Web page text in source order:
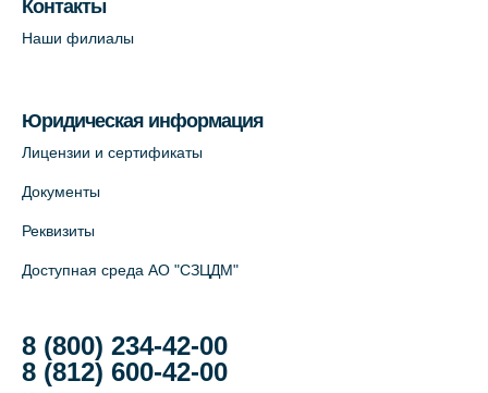
+7 (812) 565-11-12
Лабораторный терминал на Большом
+7 (812) 565-11-12
На карте
Контакты
Наши филиалы
Юридическая информация
Лицензии и сертификаты
Документы
Реквизиты
Доступная среда АО "СЗЦДМ"
8 (800) 234-42-00
8 (812) 600-42-00